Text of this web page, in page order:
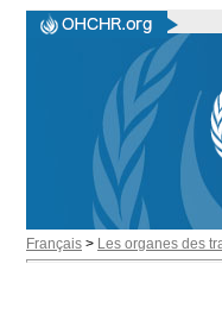
Français > Les organes des